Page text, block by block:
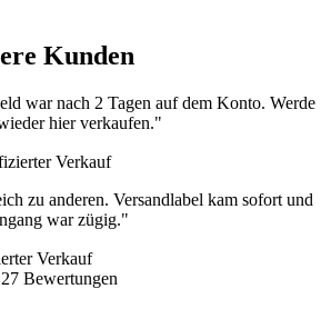
Kunden
war nach 2 Tagen auf dem Konto. Werde
hier verkaufen."
Verkauf
zu anderen. Versandlabel kam sofort und
war zügig."
Verkauf
Bewertungen